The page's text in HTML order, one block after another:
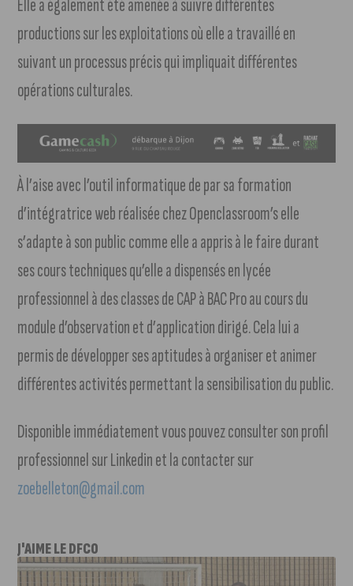
Elle a également été amenée à suivre différentes
productions sur les exploitations où elle a travaillé en
suivant un processus précis qui impliquait différentes
opérations culturales.
À l’aise avec l’outil informatique de par sa formation
d’intégratrice web réalisée chez Openclassroom’s elle
s’adapte à son public comme elle a appris à le faire durant
ses cours techniques qu’elle a dispensés en lycée
professionnel à des classes de CAP à BAC Pro au cours du
module d’observation et d’application dirigé. Cela lui a
permis de développer ses aptitudes à organiser et animer
différentes activités permettant la sensibilisation du public.
Disponible immédiatement vous pouvez consulter son profil
professionnel sur Linkedin et la contacter sur
zoebelleton@gmail.com
J'AIME LE DFCO